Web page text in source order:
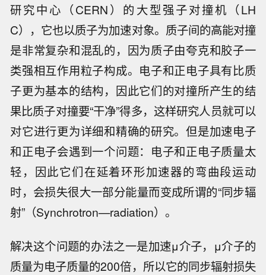
研究中心（CERN）的大型强子对撞机（LH
C），它也以质子为加速对象。质子间的高能对撞
是非常复杂和混乱的，因为质子由夸克和胶子一
类强相互作用粒子构成。电子和正电子具有比质
子更为基本的结构，因此它们的对撞所产生的结
果比质子对撞要“干净”得多，这样研究人员就可以
对它进行更为详细和精确的研究。但是加速电子
和正电子会遇到一个问题：电子和正电子质量太
轻，因此它们在延着环形加速器的弯曲段运动
时，会损失很大一部分能量而变成所谓的“同步辐
射”（Synchrotron—radiation）。
解决这个问题的办法之一是加速μ介子，μ介子的
质量为电子质量的200倍，所以它的同步辐射损失